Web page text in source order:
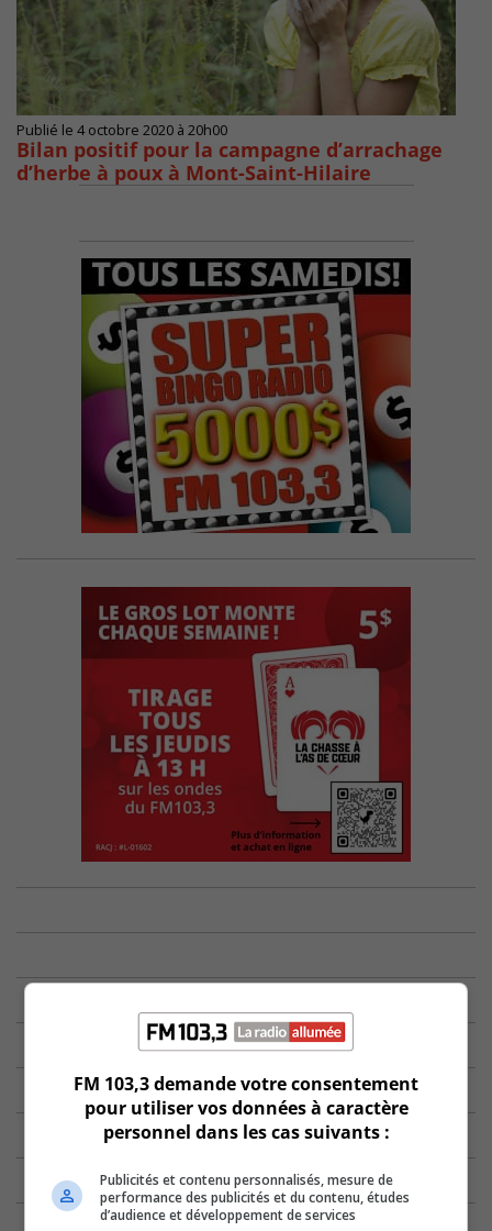
Publié le 4 octobre 2020 à 20h00
Bilan positif pour la campagne d’arrachage
d’herbe à poux à Mont-Saint-Hilaire
FM 103,3 demande votre consentement
pour utiliser vos données à caractère
personnel dans les cas suivants :
Publicités et contenu personnalisés, mesure de
performance des publicités et du contenu, études
d’audience et développement de services